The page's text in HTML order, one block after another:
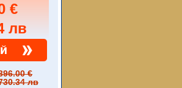
€
лв
€
лв